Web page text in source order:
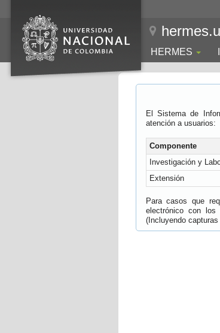
HERMES
El Sistema de
atención a usuarios:
Componente
Investigación y
Extensión
Para casos que
electrónico con los
(Incluyendo